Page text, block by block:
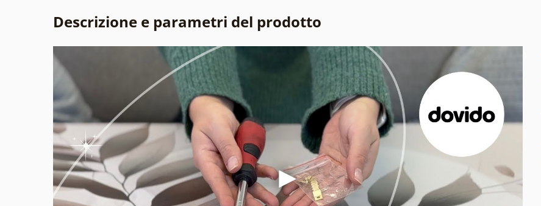
Descrizione e parametri del prodotto